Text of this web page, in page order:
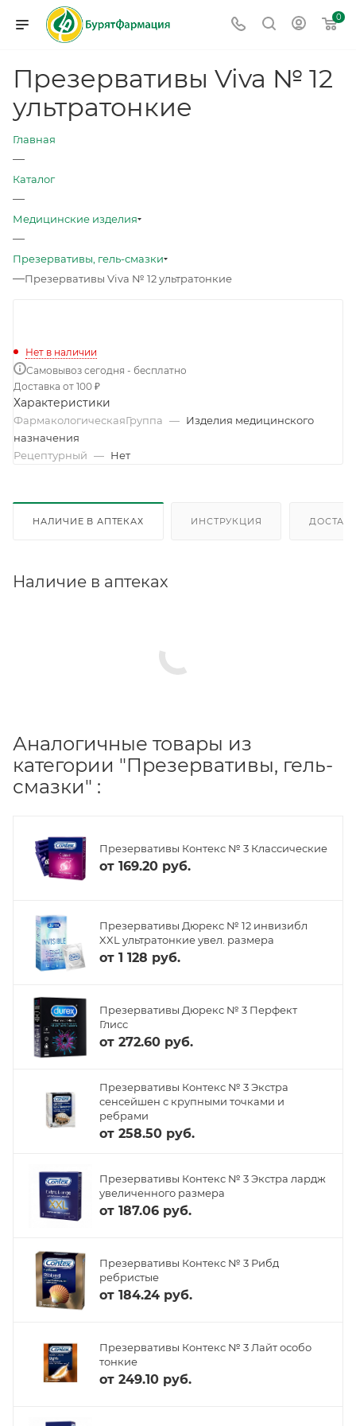
0
Презервативы Viva № 12
ультратонкие
Главная
—
Каталог
—
Медицинские изделия
—
Презервативы, гель-смазки
—Презервативы Viva № 12 ультратонкие
Нет в наличии
Самовывоз сегодня - бесплатно
Доставка от 100 ₽
Характеристики
ФармакологическаяГруппа — Изделия медицинского
назначения
Рецептурный — Нет
НАЛИЧИЕ В АПТЕКАХ ИНСТРУКЦИЯ
Наличие в аптеках
Аналогичные товары из
категории "Презервативы, гель-
смазки" :
Презервативы Контекс № 3 Классические
от 169.20 руб.
Презервативы Дюрекс № 12 инвизибл
XXL ультратонкие увел. размера
от 1 128 руб.
Презервативы Дюрекс № 3 Перфект
Глисс
от 272.60 руб.
Презервативы Контекс № 3 Экстра
сенсейшен с крупными точками и
ребрами
от 258.50 руб.
Презервативы Контекс № 3 Экстра лардж
увеличенного размера
от 187.06 руб.
Презервативы Контекс № 3 Рибд
ребристые
от 184.24 руб.
Презервативы Контекс № 3 Лайт особо
тонкие
от 249.10 руб.